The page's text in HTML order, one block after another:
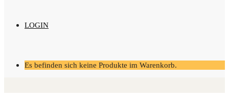
LOGIN
Es befinden sich keine Produkte im Warenkorb.